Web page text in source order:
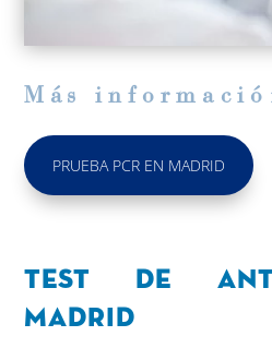
M ás informaci ó
PRUEBA PCR EN MADRID
Test de
Madrid